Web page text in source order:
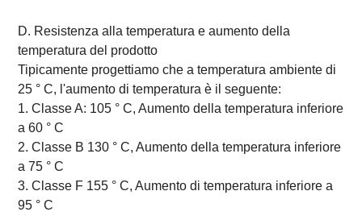
D. Resistenza alla temperatura e aumento della
temperatura del prodotto
Tipicamente progettiamo che a temperatura ambiente di
25 ° C, l'aumento di temperatura è il seguente:
1. Classe A: 105 ° C, Aumento della temperatura inferiore
a 60 ° C
2. Classe B 130 ° C, Aumento della temperatura inferiore
a 75 ° C
3. Classe F 155 ° C, Aumento di temperatura inferiore a
95 ° C